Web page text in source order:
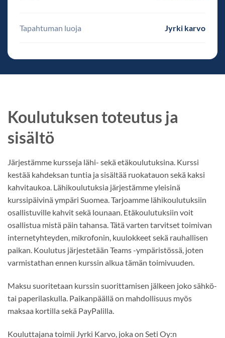
Tapahtuman luoja Jyrki karvo
Koulutuksen toteutus ja
sisältö
Järjestämme kursseja lähi- sekä etäkoulutuksina. Kurssi
kestää kahdeksan tuntia ja sisältää ruokatauon sekä kaksi
kahvitaukoa. Lähikoulutuksia järjestämme yleisinä
kurssipäivinä ympäri Suomea. Tarjoamme lähikoulutuksiin
osallistuville kahvit sekä lounaan. Etäkoulutuksiin voit
osallistua mistä päin tahansa. Tätä varten tarvitset toimivan
internetyhteyden, mikrofonin, kuulokkeet sekä rauhallisen
paikan. Koulutus järjestetään Teams -ympäristössä, joten
varmistathan ennen kurssin alkua tämän toimivuuden.
Maksu suoritetaan kurssin suorittamisen jälkeen joko sähkö-
tai paperilaskulla. Paikanpäällä on mahdollisuus myös
maksaa kortilla sekä PayPalilla.
Kouluttajana toimii Jyrki Karvo, joka on Seti Oy:n